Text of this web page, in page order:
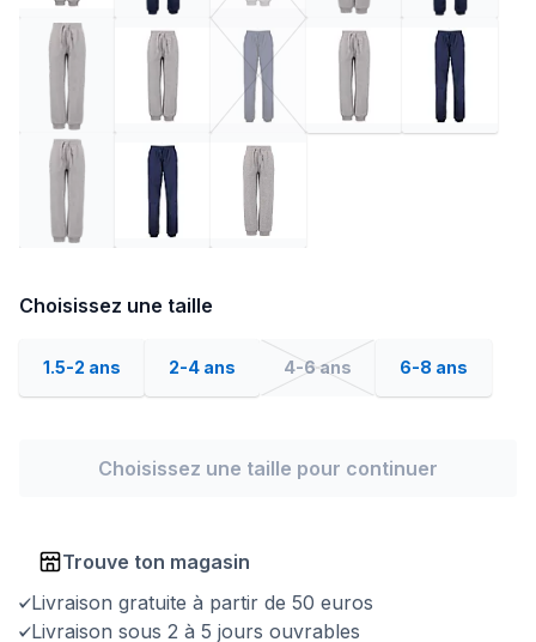
Choisissez une taille
1.5-2 ans 2-4 ans 4-6 ans 6-8 ans
Choisissez une taille pour continuer
Trouve ton magasin
Livraison gratuite à partir de 50 euros
Livraison sous 2 à 5 jours ouvrables